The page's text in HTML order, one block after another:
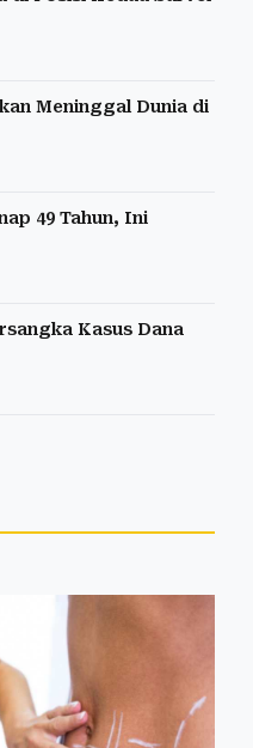
Meninggal Dunia di
49 Tahun, Ini
Kasus Dana